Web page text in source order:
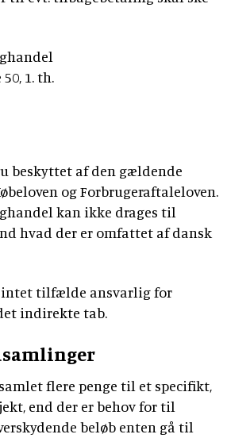
1. th.
beskyttet af den gældende
og Forbrugeraftaleloven.
kan ikke drages til
hvad der er omfattet af dansk
intet tilfælde ansvarlig for
indirekte tab.
flere penge til et specifikt,
end der er behov for til
beløb enten gå til